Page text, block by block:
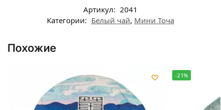
Артикул: 2041
Категории: Белый чай, Мини Точа
Похожие
-21%